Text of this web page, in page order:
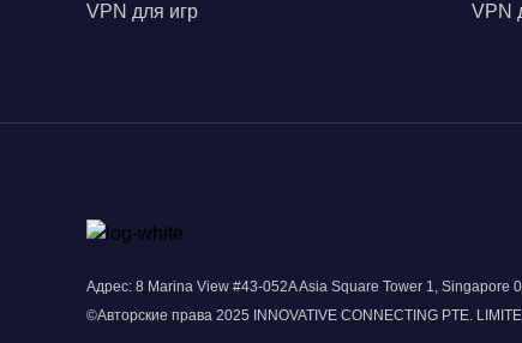
VPN для игр
VPN
Адрес: 8 Marina View #43-052A Asia Square Tower 1, Singapore
©Авторские права 2025 INNOVATIVE CONNECTING PTE.